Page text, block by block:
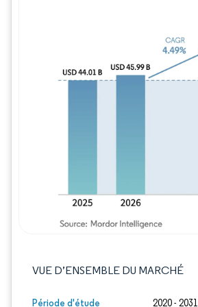
VUE D’ENSEMBLE DU MARCHÉ
Période d'étude 2020 - 2031